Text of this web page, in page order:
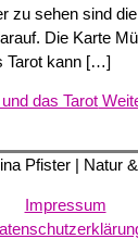
zu sehen sind
Die Karte
Tarot kann […]
das Tarot
Pfister| Natur &
Impressum